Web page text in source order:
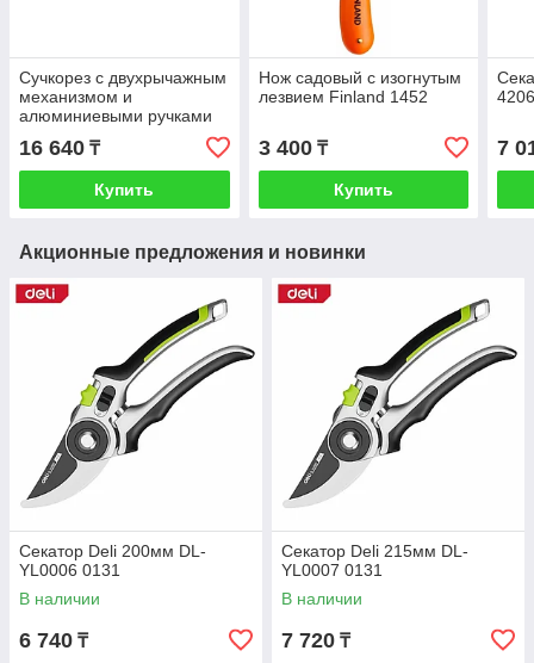
Сучкорез c двухрычажным
механизмом и
алюминиевыми ручками
RACO 4214-53/220
16 640 ₸
Купить
Нож садовый с изогнутым
лезвием Finland 1452
3 400₸
Купить
7
Акционные предложения и новинки
Секатор Deli 200мм DL-
YL0006 0131
В наличии
6 740 ₸
Секатор Deli 215мм DL-
YL0007 0131
В наличии
7 720 ₸